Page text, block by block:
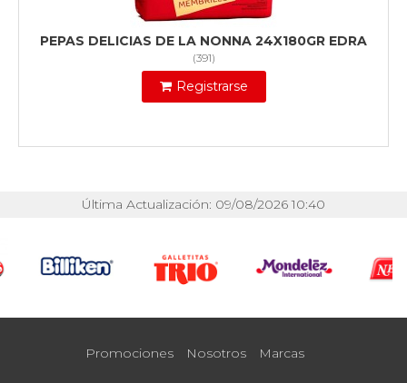
PEPAS DELICIAS DE LA NONNA 24X180GR EDRA
(391)
Registrarse
Última Actualización: 09/08/2026 10:40
Promociones Nosotros Marcas